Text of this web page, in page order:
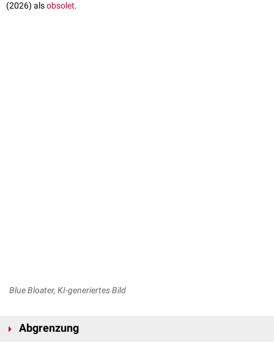
(2026) alsobsolet.
Blue Bloater, KI-generiertes Bild
Abgrenzung